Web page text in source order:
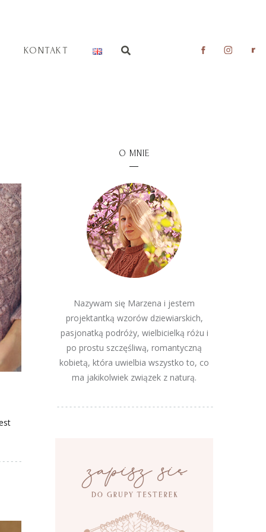
KONTAKT
O MNIE
Nazywam się Marzena i jestem
projektantką wzorów dziewiarskich,
pasjonatką podróży, wielbicielką różu i
po prostu szczęśliwą, romantyczną
kobietą, która uwielbia wszystko to, co
ma jakikolwiek związek z naturą.